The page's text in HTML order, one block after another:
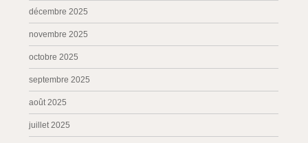
décembre 2025
novembre 2025
octobre 2025
septembre 2025
août 2025
juillet 2025